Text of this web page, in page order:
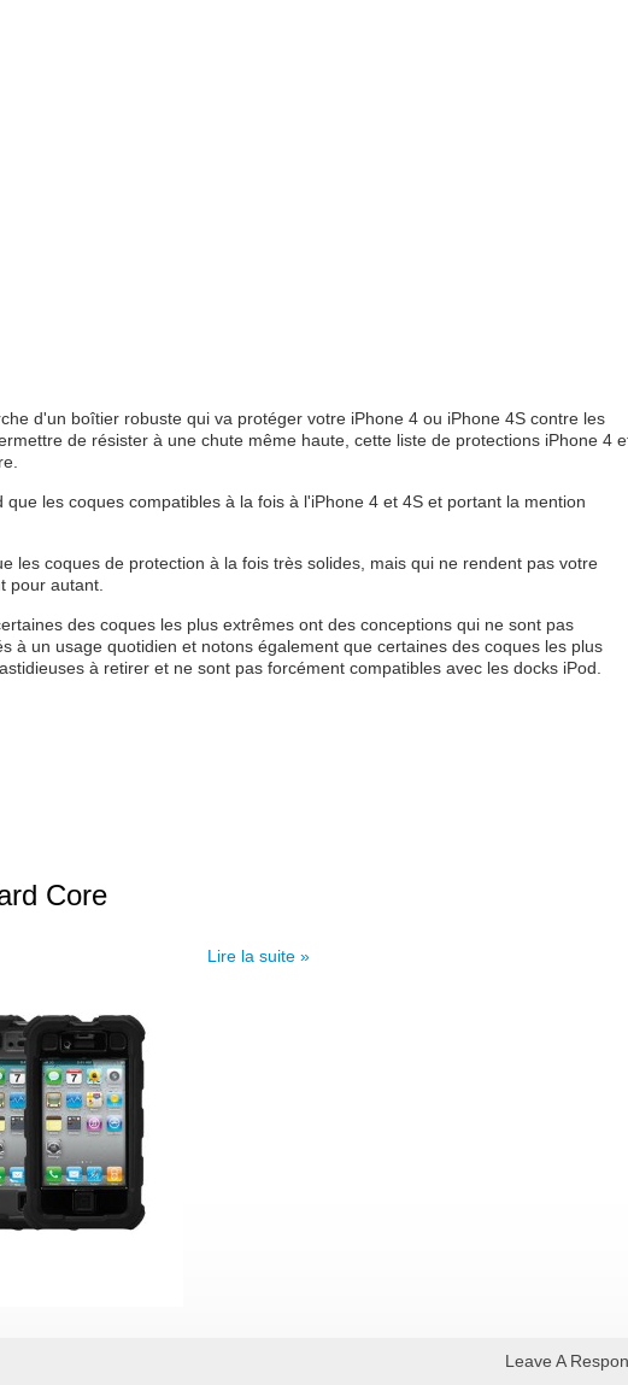
d'un boîtier robuste qui va protéger votre iPhone 4 ou iPhone 4S contre les
de résister à une chute même haute, cette liste de protections iPhone 4
que les coques compatibles à la fois à l'iPhone 4 et 4S et portant la mention
les coques de protection à la fois très solides, mais qui ne rendent pas votre
pour autant.
des coques les plus extrêmes ont des conceptions qui ne sont pas
à un usage quotidien et notons également que certaines des coques les plus
à retirer et ne sont pas forcément compatibles avec les docks iPod.
Core
Lire la suite »
Leave A